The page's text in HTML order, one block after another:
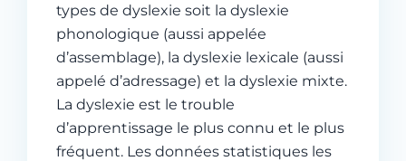
types de dyslexie soit la dyslexie
phonologique (aussi appelée
d’assemblage), la dyslexie lexicale (aussi
appelé d’adressage) et la dyslexie mixte.
La dyslexie est le trouble
d’apprentissage le plus connu et le plus
fréquent. Les données statistiques les